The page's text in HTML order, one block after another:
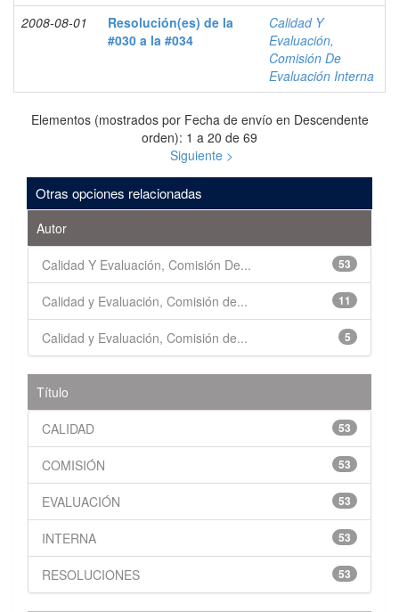
2008-08-01
Resolución(es) de la
#030 a la #034
Calidad Y
Evaluación,
Comisión De
Evaluación Interna
Elementos (mostrados por Fecha de envío en Descendente
orden): 1 a 20 de 69
Siguiente >
Otras opciones relacionadas
Autor
53
Calidad Y Evaluación, Comisión De...
11
Calidad y Evaluación, Comisión de...
5
Calidad y Evaluación, Comisión de...
Título
53
CALIDAD
53
COMISIÓN
53
EVALUACIÓN
53
INTERNA
53
RESOLUCIONES